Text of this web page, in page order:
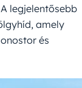
legjelentősebb
amely
és